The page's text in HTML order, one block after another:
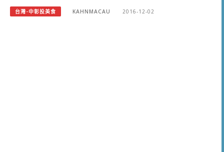
台灣-中彰投美食 KAHNMACAU 2016-12-02